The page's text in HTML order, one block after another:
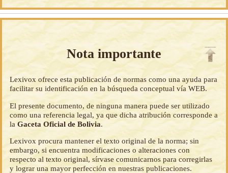
Nota importante
Lexivox ofrece esta publicación de normas como una ayuda para
facilitar su identificación en la búsqueda conceptual vía WEB.
El presente documento, de ninguna manera puede ser utilizado
como una referencia legal, ya que dicha atribución corresponde a
laGaceta Oficial de Bolivia.
Lexivox procura mantener el texto original de la norma; sin
embargo, si encuentra modificaciones o alteraciones con
respecto al texto original, sírvase comunicarnos para corregirlas
y lograr una mayor perfección en nuestras publicaciones.